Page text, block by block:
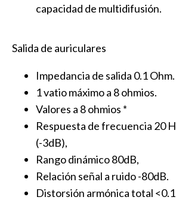
capacidad de multidifusión.
Salida de auriculares
Impedancia de salida 0.1 Ohm.
1 vatio máximo a 8 ohmios.
Valores a 8 ohmios *
Respuesta de frecuencia 20
(-3dB),
Rango dinámico 80dB,
Relación señal a ruido -80dB.
Distorsión armónica total